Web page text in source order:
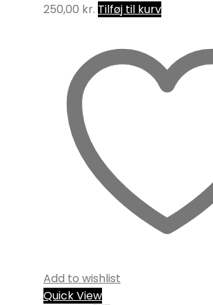
250,00 kr. Tilføj til kurv
Add to wishlist
Quick View